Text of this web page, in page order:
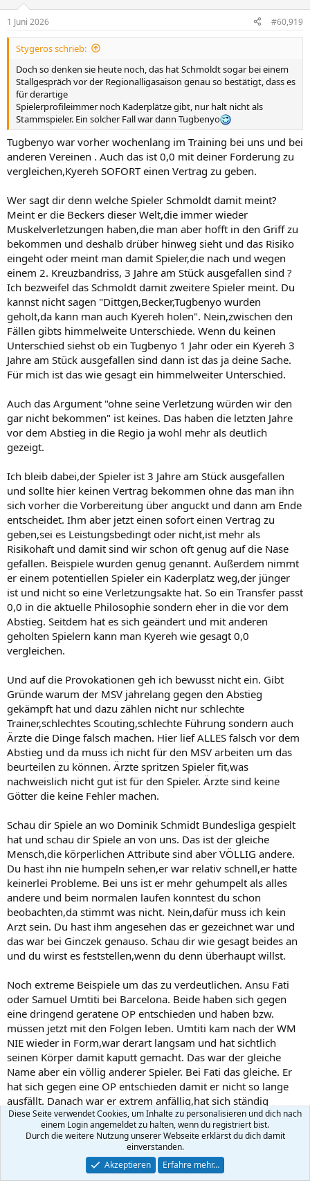
e
n
1 Juni 2026 #60,919
Stygeros schrieb:
Doch so denken sie heute noch, das hat Schmoldt sogar bei einem
Stallgespräch vor der Regionalligasaison genau so bestätigt, dass es
für derartige
Spielerprofileimmer noch Kaderplätze gibt, nur halt nicht als
Stammspieler. Ein solcher Fall war dann Tugbenyo
Tugbenyo war vorher wochenlang im Training bei uns und bei
anderen Vereinen . Auch das ist 0,0 mit deiner Forderung zu
vergleichen,Kyereh SOFORT einen Vertrag zu geben.
Wer sagt dir denn welche Spieler Schmoldt damit meint?
Meint er die Beckers dieser Welt,die immer wieder
Muskelverletzungen haben,die man aber hofft in den Griff zu
bekommen und deshalb drüber hinweg sieht und das Risiko
eingeht oder meint man damit Spieler,die nach und wegen
einem 2. Kreuzbandriss, 3 Jahre am Stück ausgefallen sind ?
Ich bezweifel das Schmoldt damit zweitere Spieler meint. Du
kannst nicht sagen "Dittgen,Becker,Tugbenyo wurden
geholt,da kann man auch Kyereh holen". Nein,zwischen den
Fällen gibts himmelweite Unterschiede. Wenn du keinen
Unterschied siehst ob ein Tugbenyo 1 Jahr oder ein Kyereh 3
Jahre am Stück ausgefallen sind dann ist das ja deine Sache.
Für mich ist das wie gesagt ein himmelweiter Unterschied.
Auch das Argument "ohne seine Verletzung würden wir den
gar nicht bekommen" ist keines. Das haben die letzten Jahre
vor dem Abstieg in die Regio ja wohl mehr als deutlich
gezeigt.
Ich bleib dabei,der Spieler ist 3 Jahre am Stück ausgefallen
und sollte hier keinen Vertrag bekommen ohne das man ihn
sich vorher die Vorbereitung über anguckt und dann am Ende
entscheidet. Ihm aber jetzt einen sofort einen Vertrag zu
geben,sei es Leistungsbedingt oder nicht,ist mehr als
Risikohaft und damit sind wir schon oft genug auf die Nase
gefallen. Beispiele wurden genug genannt. Außerdem nimmt
er einem potentiellen Spieler ein Kaderplatz weg,der jünger
ist und nicht so eine Verletzungsakte hat. So ein Transfer passt
0,0 in die aktuelle Philosophie sondern eher in die vor dem
Abstieg. Seitdem hat es sich geändert und mit anderen
geholten Spielern kann man Kyereh wie gesagt 0,0
vergleichen.
Und auf die Provokationen geh ich bewusst nicht ein. Gibt
Gründe warum der MSV jahrelang gegen den Abstieg
gekämpft hat und dazu zählen nicht nur schlechte
Trainer,schlechtes Scouting,schlechte Führung sondern auch
Ärzte die Dinge falsch machen. Hier lief ALLES falsch vor dem
Abstieg und da muss ich nicht für den MSV arbeiten um das
beurteilen zu können. Ärzte spritzen Spieler fit,was
nachweislich nicht gut ist für den Spieler. Ärzte sind keine
Götter die keine Fehler machen.
Schau dir Spiele an wo Dominik Schmidt Bundesliga gespielt
hat und schau dir Spiele an von uns. Das ist der gleiche
Mensch,die körperlichen Attribute sind aber VÖLLIG andere.
Du hast ihn nie humpeln sehen,er war relativ schnell,er hatte
keinerlei Probleme. Bei uns ist er mehr gehumpelt als alles
andere und beim normalen laufen konntest du schon
beobachten,da stimmt was nicht. Nein,dafür muss ich kein
Arzt sein. Du hast ihm angesehen das er gezeichnet war und
das war bei Ginczek genauso. Schau dir wie gesagt beides an
und du wirst es feststellen,wenn du denn überhaupt willst.
Noch extreme Beispiele um das zu verdeutlichen. Ansu Fati
oder Samuel Umtiti bei Barcelona. Beide haben sich gegen
eine dringend geratene OP entschieden und haben bzw.
müssen jetzt mit den Folgen leben. Umtiti kam nach der WM
NIE wieder in Form,war derart langsam und hat sichtlich
seinen Körper damit kaputt gemacht. Das war der gleiche
Name aber ein völlig anderer Spieler. Bei Fati das gleiche. Er
hat sich gegen eine OP entschieden damit er nicht so lange
ausfällt. Danach war er extrem anfällig,hat sich ständig
verletzt und ist jetzt ein komplett anderer Spieler als zu seiner
Barcahype Zeit. Seine Schnelligkeit ist weg,seine
Antrittsstärke etc. Schau auch das gerne nach.
Und ähnlich war es bei Schmidt,de Wit,Ginczek,Obinna und
Diese Seite verwendet Cookies, um Inhalte zu personalisieren und dich nach
einem Login angemeldet zu halten, wenn du registriert bist.
Durch die weitere Nutzung unserer Webseite erklärst du dich damit
einverstanden.
Akzeptieren
Erfahre mehr…